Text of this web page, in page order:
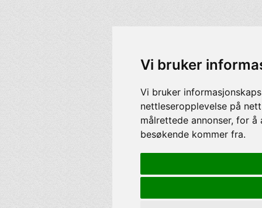
Vi bruker
Vi bruker
nettleseropplevelse på
målrettede annonser, for
besøkende kommer fra.